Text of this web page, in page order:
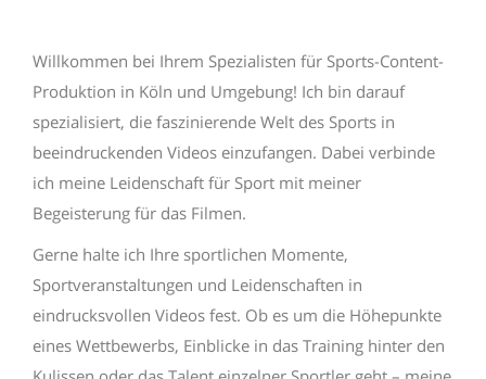
Willkommen bei Ihrem Spezialisten für Sports-Content-
Produktion in Köln und Umgebung! Ich bin darauf
spezialisiert, die faszinierende Welt des Sports in
beeindruckenden Videos einzufangen. Dabei verbinde
ich meine Leidenschaft für Sport mit meiner
Begeisterung für das Filmen.
Gerne halte ich Ihre sportlichen Momente,
Sportveranstaltungen und Leidenschaften in
eindrucksvollen Videos fest. Ob es um die Höhepunkte
eines Wettbewerbs, Einblicke in das Training hinter den